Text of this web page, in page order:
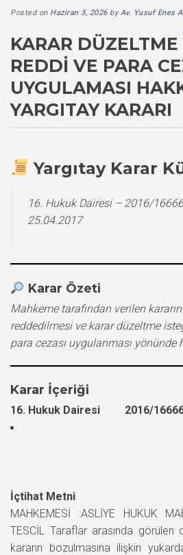
Posted on Haziran 3, 2026byAv. Yusuf Enes
KARAR
REDDI VE PARA
UYGULAMASI
YARGITAY KARARI
Yargıtay Karar
16. Hukuk Dairesi – 2016/
25.04.2017
Karar Özeti
Mahkeme tarafından verilen
reddedilmesi ve karar düzeltme
para cezası uygulanması yönünde
Karar İçeriği
16. Hukuk Dairesi 2016/16666
İçtihat Metni
MAHKEMESİ :ASLİYE HUKUK
TESCİL Taraflar arasında görülen
kararın bozulmasına ilişkin